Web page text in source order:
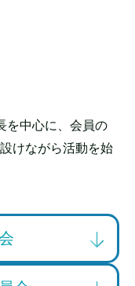
を中心に、会員の
けながら活動を始